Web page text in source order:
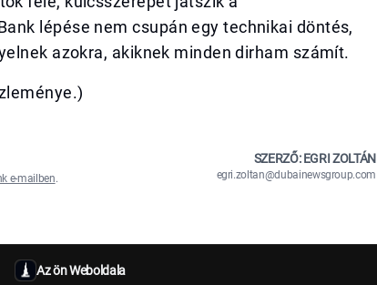
lépése nem csupán egy technikai döntés,
azokra, akiknek minden dirham számít.
e-mailben.
SZERZŐ: EGRI ZOLTÁN
egri.zoltan@dubainewsgroup.com
Az ön Weboldala